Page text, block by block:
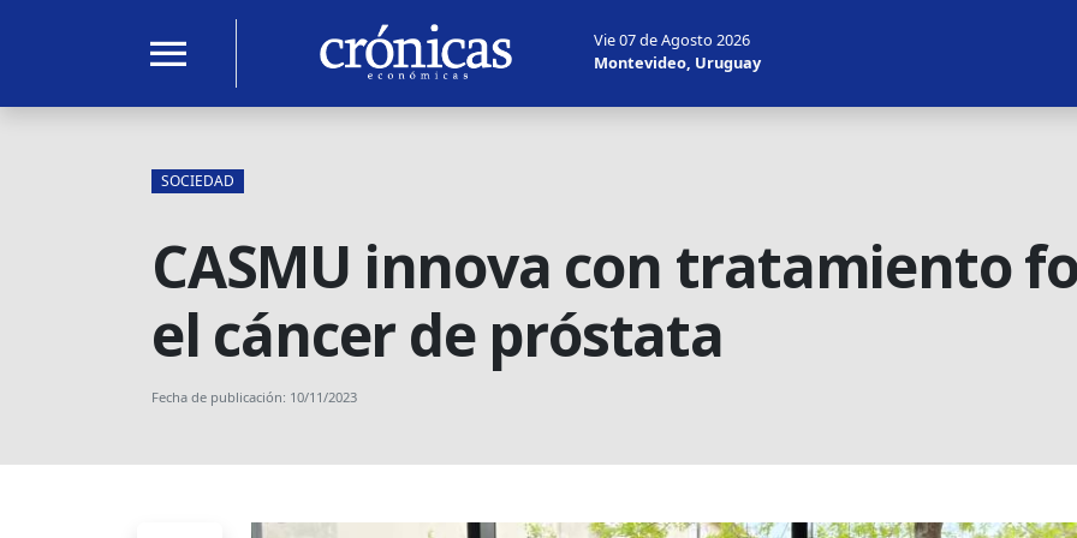
menu
Vie 07 de Agosto 2026
Montevideo, Uruguay
SOCIEDAD
CASMU innova con tratamiento
el cáncer de próstata
Fecha de publicación: 10/11/2023